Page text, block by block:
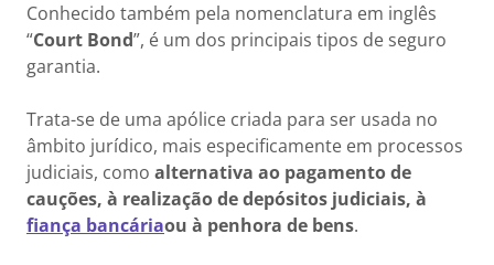
Conhecido também pela nomenclatura em inglês
“Court Bond”, é um dos principais tipos de seguro
garantia.
Trata-se de uma apólice criada para ser usada no
âmbito jurídico, mais especificamente em processos
judiciais, como alternativa ao pagamento de
cauções, à realização de depósitos judiciais, à
fiança bancáriaou à penhora de bens.